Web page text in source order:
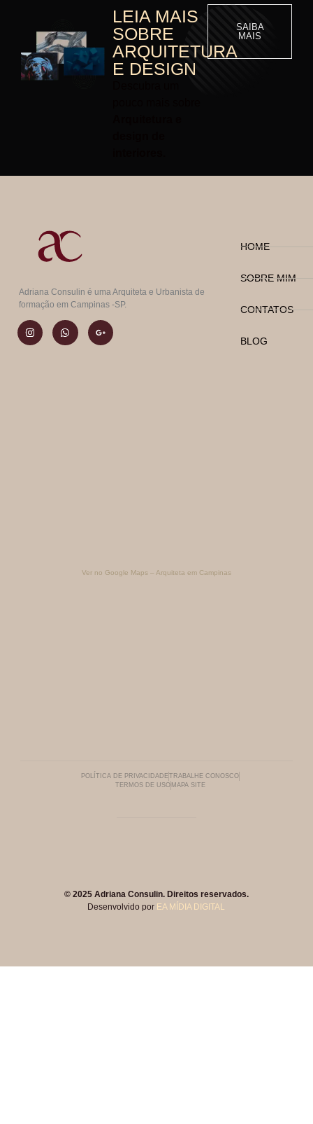
LEIA MAIS
SOBRE
ARQUITETURA
E DESIGN
SAIBA
MAIS
Adriana Consulin é uma Arquiteta e Urbanista de
formação em Campinas -SP.
HOME
SOBRE MIM
CONTATOS
BLOG
Ver no Google Maps – Arquiteta em Campinas
POLÍTICA DE PRIVACIDADE TRABALHE CONOSCO
TERMOS DE USO MAPA SITE
© 2025 Adriana Consulin. Direitos reservados.
Desenvolvido por EA MÍDIA DIGITAL